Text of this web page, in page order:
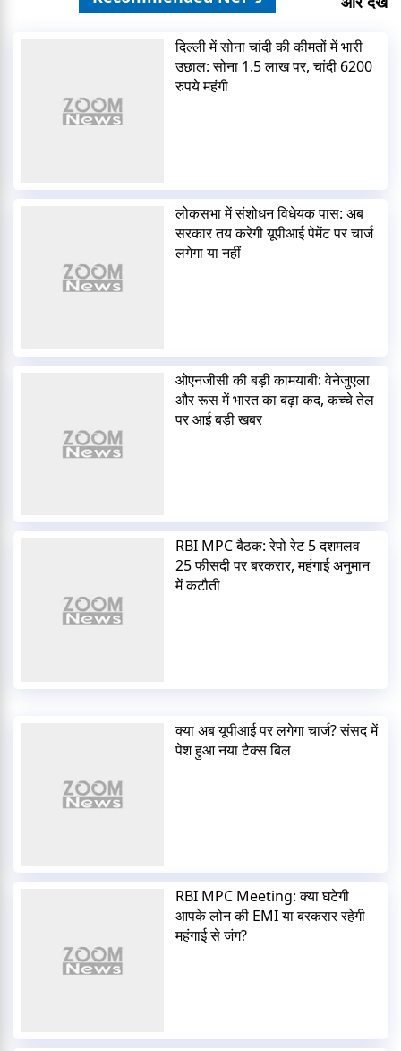
दिल्ली में सोना चांदी की कीमतों में भारी
उछाल: सोना 1.5 लाख पर, चांदी 6200
रुपये महंगी
लोकसभा में संशोधन विधेयक पास: अब
सरकार तय करेगी यूपीआई पेमेंट पर चार्ज
लगेगा या नहीं
ओएनजीसी की बड़ी कामयाबी: वेनेजुएला
और रूस में भारत का बढ़ा कद, कच्चे तेल
पर आई बड़ी खबर
RBI MPC बैठक: रेपो रेट 5 दशमलव
25 फीसदी पर बरकरार, महंगाई अनुमान
में कटौती
क्या अब यूपीआई पर लगेगा चार्ज? संसद में
पेश हुआ नया टैक्स बिल
RBI MPC Meeting: क्या घटेगी
आपके लोन की EMI या बरकरार रहेगी
महंगाई से जंग?